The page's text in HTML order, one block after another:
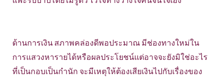
ด้านการเงิน สภาพคล่องดีพอประมาณ มีช่องทางใหม่ใน
การแสวงหารายได้หรือผลประโยชน์แต่อาจจะยังมิใช่อะไร
ที่เป็นกอบเป็นกำนัก จะมีเหตุให้ต้องเสียเงินไปกับเรื่องของ